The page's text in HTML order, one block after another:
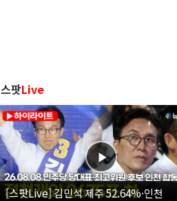
스팟Live
[스팟Live] 김민석 제주 52.64%·인천